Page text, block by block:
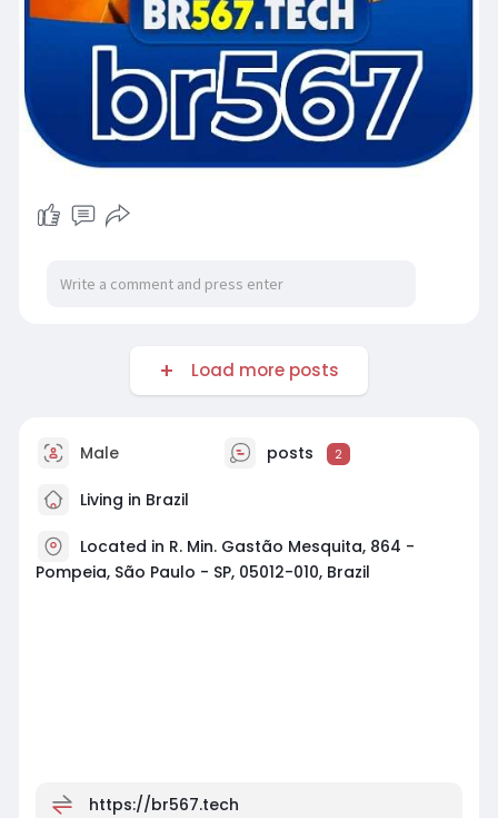
Load more posts
Male posts 2
Living in Brazil
Located in R. Min. Gastão Mesquita, 864 -
Pompeia, São Paulo - SP, 05012-010, Brazil
https://br567.tech